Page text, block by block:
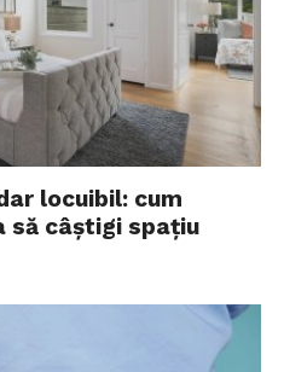
locuibil: cum
să câștigi spațiu